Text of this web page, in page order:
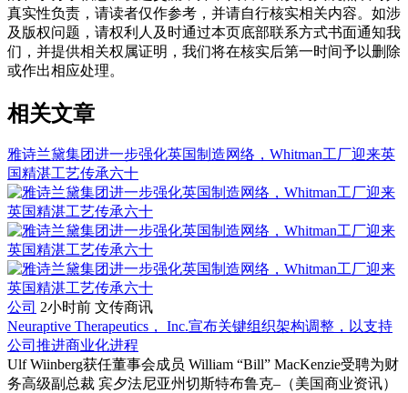
真实性负责，请读者仅作参考，并请自行核实相关内容。如涉
及版权问题，请权利人及时通过本页底部联系方式书面通知我
们，并提供相关权属证明，我们将在核实后第一时间予以删除
或作出相应处理。
相关文章
雅诗兰黛集团进一步强化英国制造网络，Whitman工厂迎来英
国精湛工艺传承六十
公司 2小时前 文传商讯
Neuraptive Therapeutics， Inc.宣布关键组织架构调整，以支持
公司推进商业化进程
Ulf Wiinberg获任董事会成员 William “Bill” MacKenzie受聘为财
务高级副总裁 宾夕法尼亚州切斯特布鲁克–（美国商业资讯）